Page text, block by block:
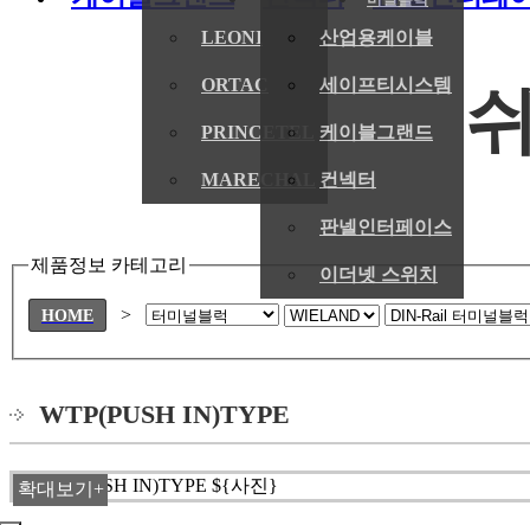
LEONI
ORTAC
PRINCETEL
MARECHAL
산업용케이블
세이프티시스템
케이블그랜드
컨넥터
판넬인터페이스
이더넷 스위치
제품정보 카테고리
HOME >
WTP(PUSH IN)TYPE
확대보기+